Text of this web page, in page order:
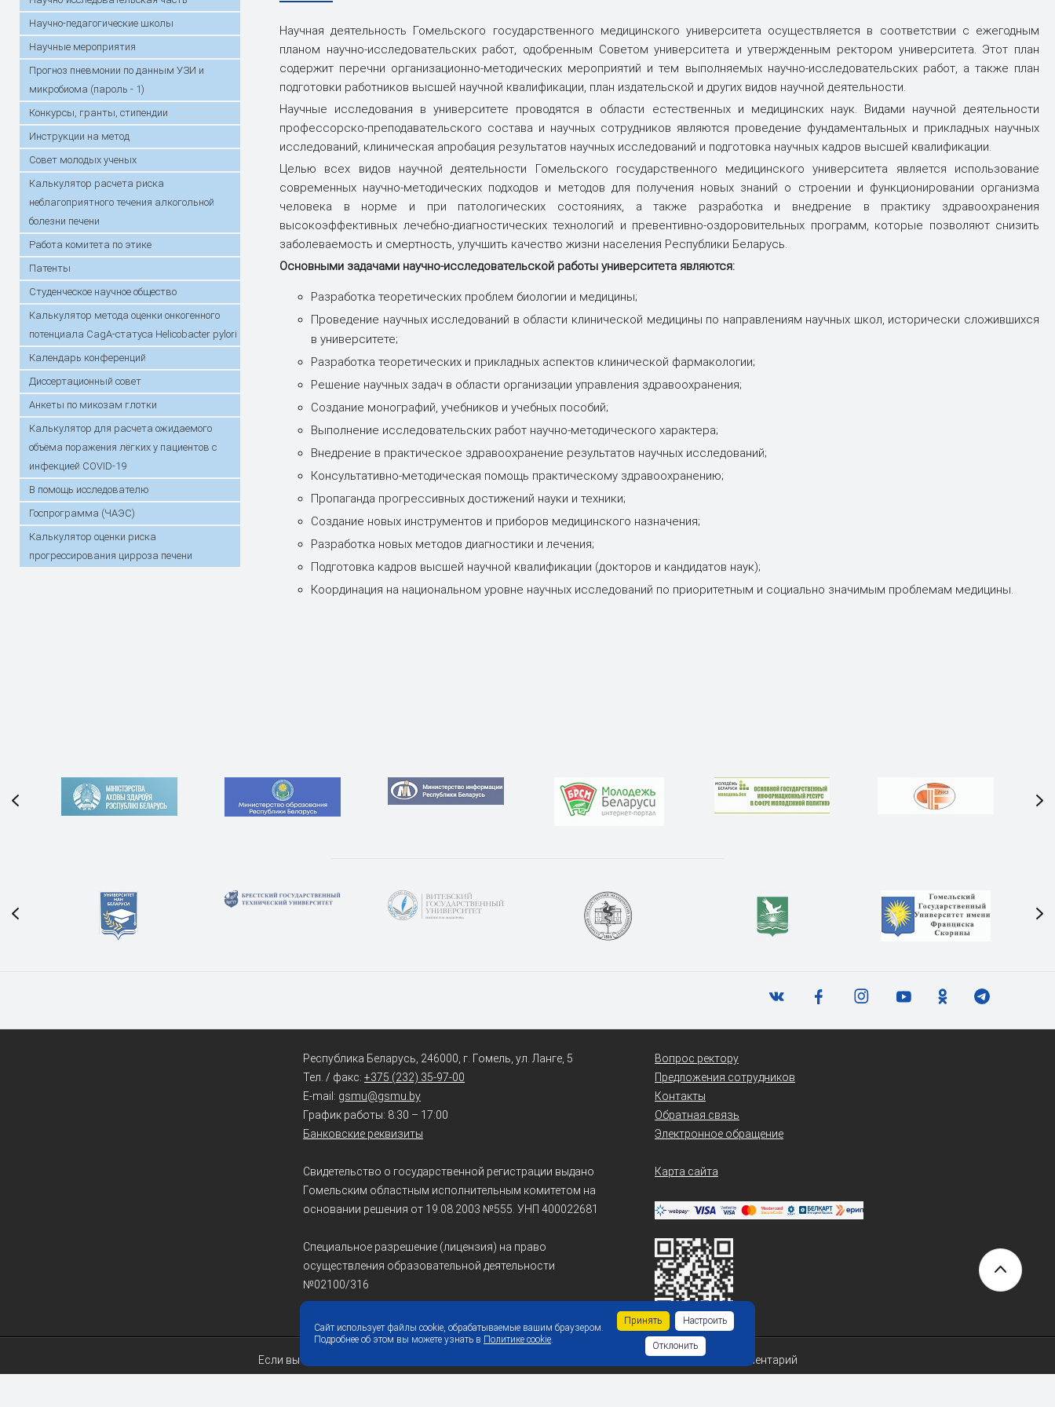
Кафедры
Подразделения Издания университета
Гордость университета
Первичная организация
«Белорусский союз женщин»
Работа с обращениями граждан РОО «Белая Русь»
Доска почёта
Христианство и медицина
Система менеджмента качества
Почётный доктор ГомГМУ
Первичная профсоюзная
организация работников
Информационная безопасность Обработка персональных данных
УНИВЕРСИТЕТУ – 35!
Летопись
Проект «Легенды ГомГМУ»
году
Горячая линия по вопросам
вступительной кампании
Специальности Льготы для молодых специалистов
Порядок приёма граждан
Российской Федерации,
Кыргызстана, Таджикистана,
Казахстана
День открытых дверей
Архив проходных баллов Централизованное тестирование
Ответы на часто задаваемые
вопросы
Карта и маршрут проезда
Электронная регистрация
абитуриентов бюджетной формы
обучения
Симуляционно-аттестационный
центр
Анкетирование Волонтерский центр ГомГМУ
Перевод и восстановление
Банк данных одаренной молодежи
Студенческий совет Именные стипендии
График работы психологической
службы
специалистов и интернов
Прием иностранных граждан для
обучения на английском языке /
Training of foreign students in English
Повышение квалификации и
граждан
Цифровой кабинет иностранного
Конкурсы, гранты, стипендии
неблагоприятного течения
алкогольной болезни печени
Работа комитета по этике
Патенты Студенчеcкое научное общество
Калькулятор метода оценки
онкогенного потенциала CagA-
статуса Helicobacter pylori
Календарь конференций
Диссертационный совет Анкеты по микозам глотки
Калькулятор для расчета
ожидаемого объёма поражения
лёгких у пациентов с инфекцией
COVID-19
В помощь исследователю
Госпрограмма (ЧАЭС)
Калькулятор оценки риска
прогрессирования цирроза печени
Научно-педагогические школы
Научные мероприятия
Прогноз пневмонии по данным УЗИ и
микробиома (пароль - 1)
Конкурсы, гранты, стипендии
Инструкции на метод
Совет молодых ученых
Калькулятор расчета риска
неблагоприятного течения алкогольной
болезни печени
Работа комитета по этике
Патенты
Студенчеcкое научное общество
Калькулятор метода оценки онкогенного
потенциала CagA-статуса Helicobacter pylori
Календарь конференций
Диссертационный совет
Анкеты по микозам глотки
Калькулятор для расчета ожидаемого
объёма поражения лёгких у пациентов с
инфекцией COVID-19
В помощь исследователю
Госпрограмма (ЧАЭС)
Калькулятор оценки риска
прогрессирования цирроза печени
Научная деятельность Гомельского государственного медицинского университета осуществляется в соответствии с ежегодным
планом научно-исследовательских работ, одобренным Советом университета и утвержденным ректором университета. Этот план
содержит перечни организационно-методических мероприятий и тем выполняемых научно-исследовательских работ, а также план
подготовки работников высшей научной квалификации, план издательской и других видов научной деятельности.
Научные исследования в университете проводятся в области естественных и медицинских наук. Видами научной деятельности
профессорско-преподавательского состава и научных сотрудников являются проведение фундаментальных и прикладных научных
исследований, клиническая апробация результатов научных исследований и подготовка научных кадров высшей квалификации.
Целью всех видов научной деятельности Гомельского государственного медицинского университета является использование
современных научно-методических подходов и методов для получения новых знаний о строении и функционировании организма
человека в норме и при патологических состояниях, а также разработка и внедрение в практику здравоохранения
высокоэффективных лечебно-диагностических технологий и превентивно-оздоровительных программ, которые позволяют снизить
заболеваемость и смертность, улучшить качество жизни населения Республики Беларусь.
Основными задачами научно-исследовательской работы университета являются:
Разработка теоретических проблем биологии и медицины;
Проведение научных исследований в области клинической медицины по направлениям научных школ, исторически сложившихся
в университете;
Разработка теоретических и прикладных аспектов клинической фармакологии;
Решение научных задач в области организации управления здравоохранения;
Создание монографий, учебников и учебных пособий;
Выполнение исследовательских работ научно-методического характера;
Внедрение в практическое здравоохранение результатов научных исследований;
Консультативно-методическая помощь практическому здравоохранению;
Пропаганда прогрессивных достижений науки и техники;
Создание новых инструментов и приборов медицинского назначения;
Разработка новых методов диагностики и лечения;
Подготовка кадров высшей научной квалификации (докторов и кандидатов наук);
Координация на национальном уровне научных исследований по приоритетным и социально значимым проблемам медицины.
Республика Беларусь, 246000, г. Гомель, ул. Ланге, 5
Тел. / факс: +375 (232) 35-97-00
E-mail: gsmu@gsmu.by
График работы: 8:30 – 17:00
Банковские реквизиты
Свидетельство о государственной регистрации выдано
Гомельским областным исполнительным комитетом на
основании решения от 19.08.2003 №555. УНП 400022681
Специальное разрешение (лицензия) на право
осуществления образовательной деятельности
№02100/316
Вопрос ректору
Предложения сотрудников
Контакты
Обратная связь
Электронное обращение
Карта сайта
Если вы нашли ошибку на сайте: выделите текст с ошибкой, нажмите Ctrl + Enter, напишите комментарий
Сайт использует файлы cookie, обрабатываемые вашим браузером.
Подробнее об этом вы можете узнать в Политике cookie
Принять Настроить
Отклонить